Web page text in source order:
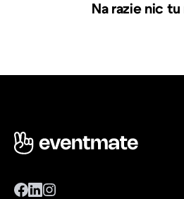
Na razie nic tu